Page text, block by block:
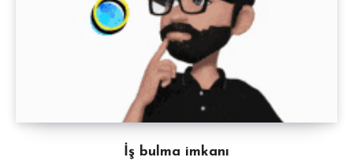
İş bulma imkanı